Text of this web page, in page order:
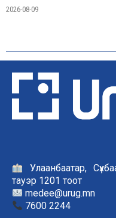
2026-08-09
Улаанбаатар,
тауэр 1201 тоот
medee@urug.mn
7600 2244